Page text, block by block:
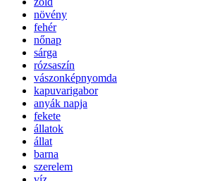
növény
fehér
nőnap
sárga
rózsaszín
vászonképnyomda
kapuvarigabor
anyák napja
fekete
állatok
állat
barna
szerelem